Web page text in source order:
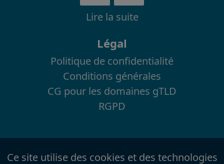
Lire la suite
Légal
Politique de confidentialité
Conditions générales
CG pour les domaines gTLD
RGPD
Ce site utilise des cookies et des technologies